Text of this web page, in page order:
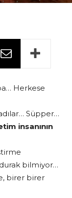
Herkese
Süpper…
insanının
durak bilmiyor…
birer birer